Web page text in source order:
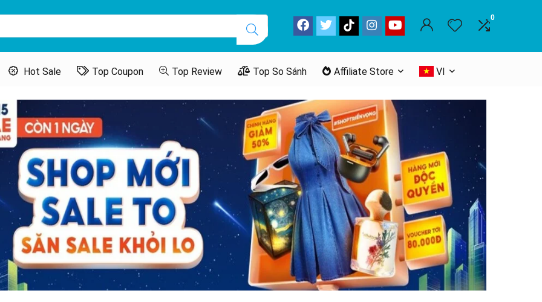
0
Hot Sale Top Coupon Top Review Top So Sánh Affiliate Store VI